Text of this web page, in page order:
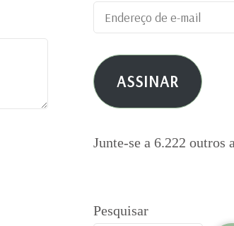
Endereço
de
e-
mail ASSINAR
Junte-se a 6.222 outros
Pesquisar